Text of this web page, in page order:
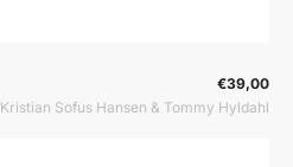
€39,00
Kristian Sofus Hansen & Tommy Hyldahl